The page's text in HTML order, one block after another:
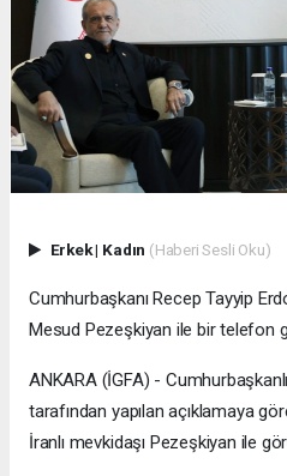
Erkek| Kadın (Haberi Sesli Oku)
Cumhurbaşkanı Recep Tayyip
Mesud Pezeşkiyan ile bir telefon
ANKARA (İGFA) -
tarafından yapılan açıklamaya
İranlı mevkidaşı Pezeşkiyan ile